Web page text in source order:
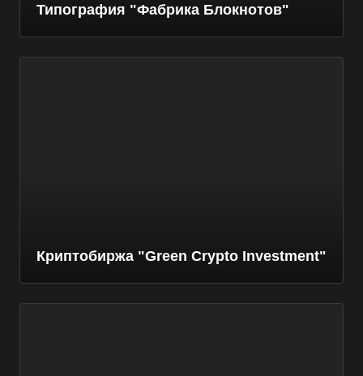
Типография "Фабрика Блокнотов"
Криптобиржа "Green Crypto Investment"